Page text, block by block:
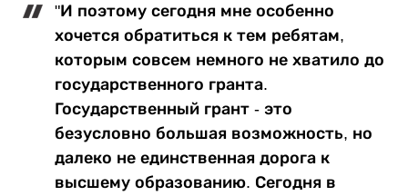
"И поэтому сегодня мне особенно
хочется обратиться к тем ребятам,
которым совсем немного не хватило до
государственного гранта.
Государственный грант - это
безусловно большая возможность, но
далеко не единственная дорога к
высшему образованию. Сегодня в